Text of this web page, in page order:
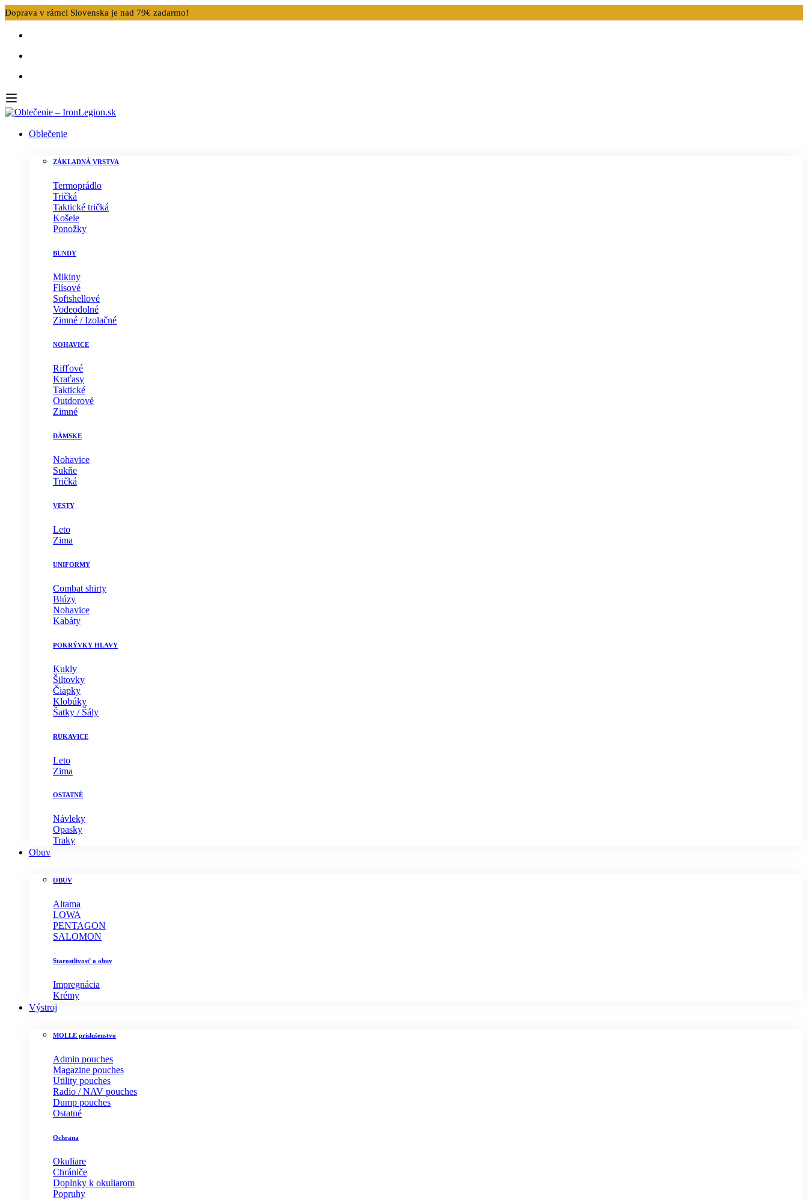
Doprava v rámci Slovenska je nad 79€ zadarmo!
Oblečenie
ZÁKLADNÁ VRSTVA
Termoprádlo
Tričká
Taktické tričká
Košele
Ponožky
BUNDY
Mikiny
Flísové
Softshellové
Vodeodolné
Zimné / Izolačné
NOHAVICE
Rifľové
Kraťasy
Taktické
Outdorové
Zimné
DÁMSKE
Nohavice
Sukňe
Tričká
VESTY
Leto
Zima
UNIFORMY
Combat shirty
Blúzy
Nohavice
Kabáty
POKRÝVKY HLAVY
Kukly
Šiltovky
Čiapky
Klobúky
Šatky / Šály
RUKAVICE
Leto
Zima
OSTATNÉ
Návleky
Opasky
Traky
Obuv
OBUV
Altama
LOWA
PENTAGON
SALOMON
Starostlivosť o obuv
Impregnácia
Krémy
Výstroj
MOLLE príslušenstvo
Admin pouches
Magazine pouches
Utility pouches
Radio / NAV pouches
Dump pouches
Ostatné
Ochrana
Okuliare
Chrániče
Doplnky k okuliarom
Popruhy